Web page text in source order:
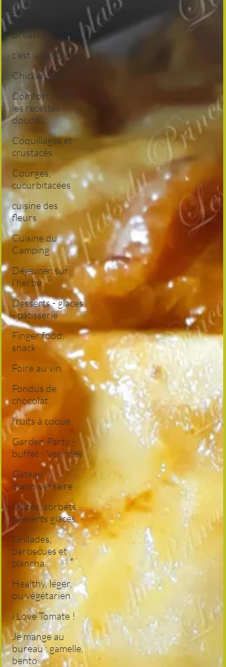
Boulangerie
Breakfast
c'est la rentrée !
Chicken run
Comfort food,
les recettes
doudou
Coquillages et
crustacés
Courges,
cucurbitacées
cuisine des
fleurs
Cuisine du
Camping
Déjeuner sur
l'herbe
Desserts - glaces
- pâtisserie
Finger food,
snack
Foire au vin
Fondus de
chocolat
fruits à coque
Garden Party -
buffet - Verrines
Gâteau
d'anniversaire
Glaces, sorbets,
desserts glacés
Grillades,
barbecues et
plancha
Healthy, léger,
ou végétarien
i Love Tomate !
Je mange au
bureau : gamelle,
bento